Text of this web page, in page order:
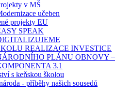
v MŠ
učeben
projekty EU
SPEAK
REALIZACE INVESTICE
PLÁNU OBNOVY –
3.1
s keňskou školou
- příběhy našich sousedů